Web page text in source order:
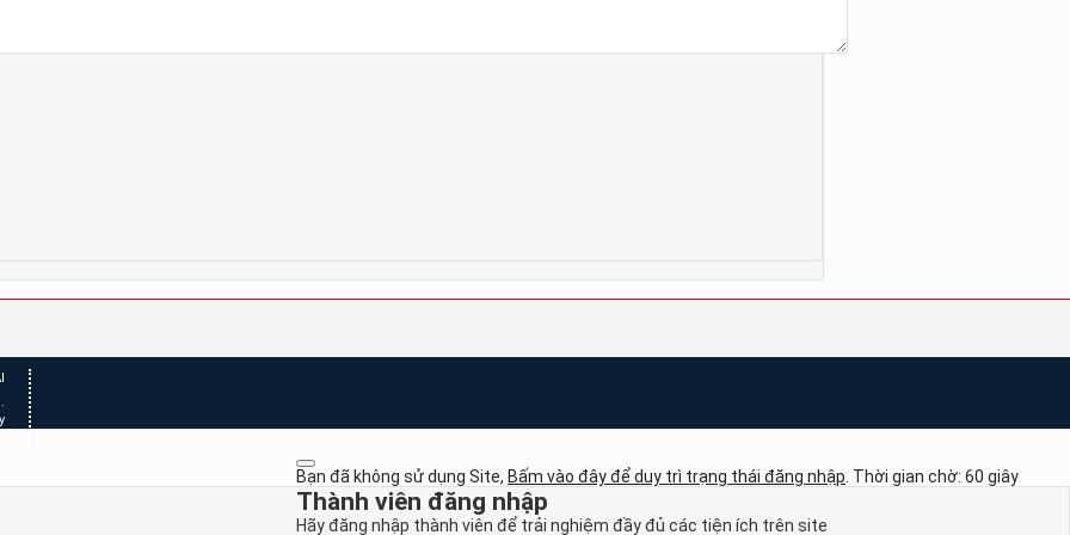
đo khí thải gây ô nhiễm trong thử công nhận kiểu
phương pháp thử trong phê duyệt kiểu
Bạn đã không sử dụng Site, Bấm vào đây để duy trì trạng thái đăng nhập . Thời gian chờ: 60 giây
Thành viên đăng nhập
Hãy đăng nhập thành viên để trải nghiệm đầy đủ các tiện ích trên site